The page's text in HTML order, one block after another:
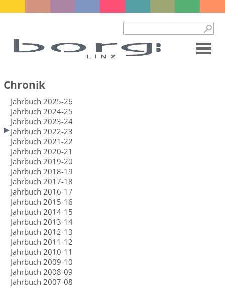
Chronik
Jahrbuch 2025-26
Jahrbuch 2024-25
Jahrbuch 2023-24
Jahrbuch 2022-23
Jahrbuch 2021-22
Jahrbuch 2020-21
Jahrbuch 2019-20
Jahrbuch 2018-19
Jahrbuch 2017-18
Jahrbuch 2016-17
Jahrbuch 2015-16
Jahrbuch 2014-15
Jahrbuch 2013-14
Jahrbuch 2012-13
Jahrbuch 2011-12
Jahrbuch 2010-11
Jahrbuch 2009-10
Jahrbuch 2008-09
Jahrbuch 2007-08